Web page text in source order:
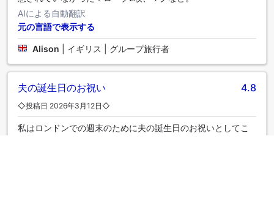
AIによる自動翻訳
元の言語で表示する
Alison イギリス | グループ旅行者
夫の誕生日のお祝い 4.8
◇投稿日 2026年3月12日◇
私はロンドンでの週末のために夫の誕生日のお祝いとしてこ